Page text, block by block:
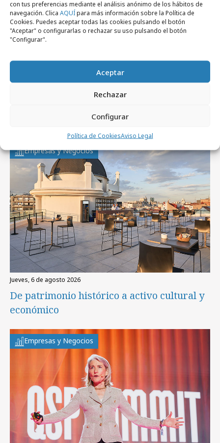
con tus preferencias mediante el análisis anónimo de los hábitos de
navegación. Clica AQUÍpara más información sobre la Política de
Cookies. Puedes aceptar todas las cookies pulsando el botón
"Aceptar" o configurarlas o rechazar su uso pulsando el botón
"Configurar".
Aceptar
Rechazar
Configurar
Política de CookiesAviso Legal
#EconomiadeMercado
Campañas
jueves, 18 de abril 2013
Artículos recientes
Empresas y Negocios
jueves, 6 de agosto 2026
De patrimonio histórico a activo cultural y
económico
Empresas y Negocios